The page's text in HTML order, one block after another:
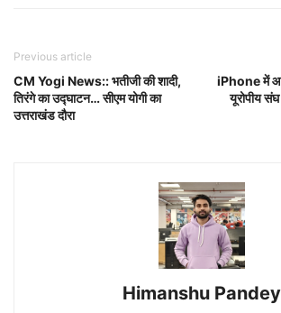
Previous article
CM Yogi News:: भतीजी की शादी,
तिरंगे का उद्घाटन… सीएम योगी का
उत्तराखंड दौरा
iPhone में
यूरोपीय
Himanshu Pandey